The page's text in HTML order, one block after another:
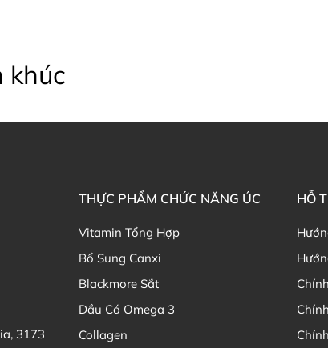
Tartaric acid 890mg.
Lưu ý: Sản phẩm có chứa
Hướng dẫn sử dụng
Những ai nên sử dụng
và
khúc
3173
THỰC PHẨM CHỨC NĂNG ÚC
Vitamin Tổng Hợp
Bổ Sung Canxi
Blackmore Sắt
Dầu Cá Omega 3
Collagen
HỖ